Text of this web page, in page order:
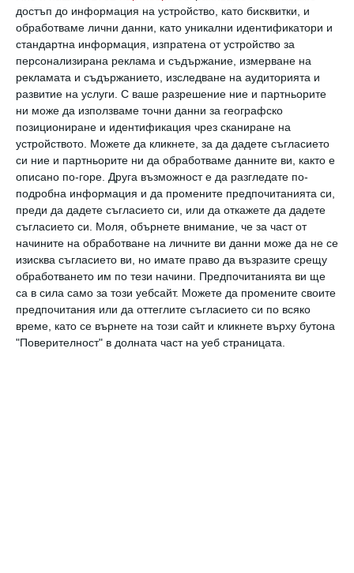
достъп до информация на устройство, като бисквитки, и
обработваме лични данни, като уникални идентификатори и
стандартна информация, изпратена от устройство за
персонализирана реклама и съдържание, измерване на
рекламата и съдържанието, изследване на аудиторията и
развитие на услуги. С ваше разрешение ние и партньорите
ни може да използваме точни данни за географско
позициониране и идентификация чрез сканиране на
устройството. Можете да кликнете, за да дадете съгласието
си ние и партньорите ни да обработваме данните ви, както е
описано по-горе. Друга възможност е да разгледате по-
подробна информация и да промените предпочитанията си,
преди да дадете съгласието си, или да откажете да дадете
съгласието си. Моля, обърнете внимание, че за част от
начините на обработване на личните ви данни може да не се
изисква съгласието ви, но имате право да възразите срещу
обработването им по тези начини. Предпочитанията ви ще
са в сила само за този уебсайт. Можете да промените своите
предпочитания или да оттеглите съгласието си по всяко
време, като се върнете на този сайт и кликнете върху бутона
"Поверителност" в долната част на уеб страницата.
поведение
Завистта често се проявява в
подражанието, на другите просто много им
се иска да бъдат като вас, но просто не
могат. Ако друга жена изведнъж започне да
се облича като вас, да копира вашите
маниери или дори вашите идеи, това може
да не е просто съвпадение. Разбира се,
подражанието е форма на ласкателство, но
в случая със завистта зад това стои
желанието„да бъде като вас“или дори„да
бъде по-добра от вас“.Тя може несъзнателно
да се стреми да ви засенчи, присвоявайки си